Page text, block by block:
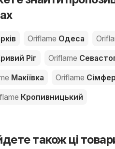
Oriflame Одеса
Ріг Oriflame
Макіївка Oriflame
Кропивницький
також ці